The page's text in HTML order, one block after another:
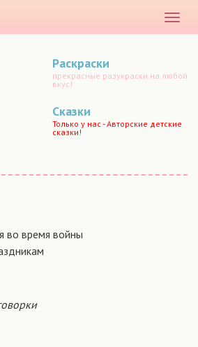
меню
Раскраски
прекрасные разукраски на любой
вкус!
Сказки
Только у нас - Авторские детские
сказки!
во время войны